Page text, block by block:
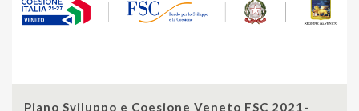
Piano Sviluppo e Coesione Veneto FSC 2021-